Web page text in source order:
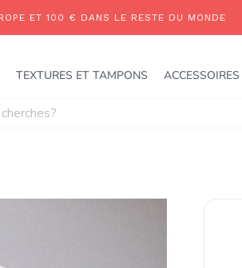
TEXTURES ET TAMPONS ACCESSOIRES